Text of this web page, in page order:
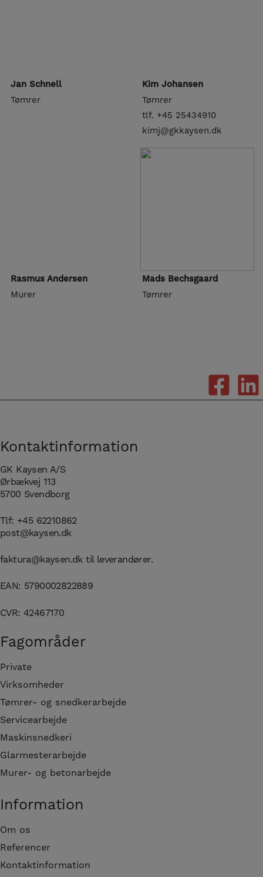
Jan Schnell
Tømrer
Kim Johansen
Tømrer
tlf. +45 25434910
kimj@gkkaysen.dk
Rasmus Andersen
Murer
Mads Bechsgaard
Tømrer
Kontaktinformation
GK Kaysen A/S
Ørbækvej 113
5700 Svendborg
Tlf: +45 62210862
post@kaysen.dk
faktura@kaysen.dktil leverandører.
EAN: 5790002822889
CVR: 42467170
Fagområder
Private
Virksomheder
Tømrer- og snedkerarbejde
Servicearbejde
Maskinsnedkeri
Glarmesterarbejde
Murer- og betonarbejde
Information
Om os
Referencer
Kontaktinformation